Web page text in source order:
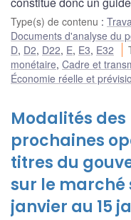
Type(s) de contenu :
Documents d'analyse du
D, D2, D22, E, E3, E32
monétaire, Cadre et
Économie réelle et
Modalités des
prochaines
titres du
sur le marché
janvier au 15